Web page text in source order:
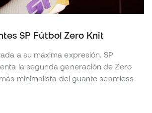
SP Fútbol Zero Knit
a su máxima expresión. SP
la segunda generación de Zero
minimalista del guante seamless